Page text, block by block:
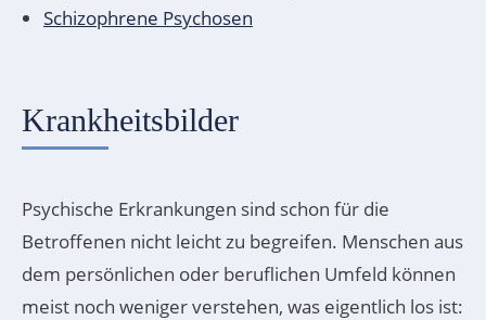
Schizophrene Psychosen
Krankheitsbilder
Psychische Erkrankungen sind schon für die
Betroffenen nicht leicht zu begreifen. Menschen aus
dem persönlichen oder beruflichen Umfeld können
meist noch weniger verstehen, was eigentlich los ist: